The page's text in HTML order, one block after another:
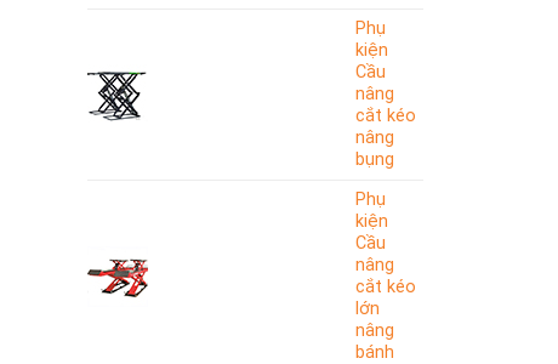
Phụ
kiện
Cầu
nâng
cắt kéo
nâng
bụng
Phụ
kiện
Cầu
nâng
cắt kéo
lớn
nâng
bánh